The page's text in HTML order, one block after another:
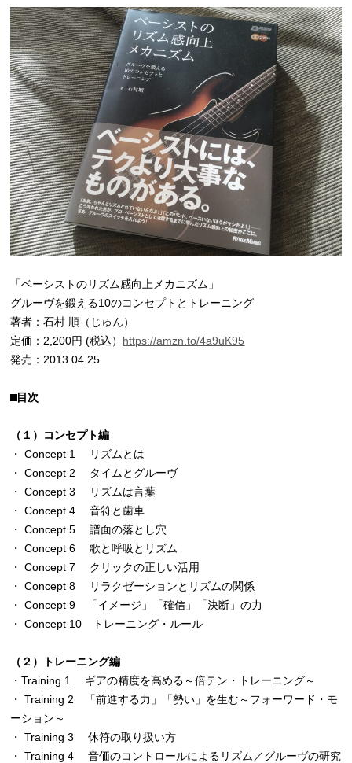
「ベーシストのリズム感向上メカニズム」
グルーヴを鍛える10のコンセプトとトレーニング
著者：石村 順（じゅん）
定価：2,200円 (税込） https://amzn.to/4a9uK95
発売：2013.04.25
⬛︎目次
（１）コンセプト編
・ Concept 1 リズムとは
・ Concept 2 タイムとグルーヴ
・ Concept 3 リズムは言葉
・ Concept 4 音符と歯車
・ Concept 5 譜面の落とし穴
・ Concept 6 歌と呼吸とリズム
・ Concept 7 クリックの正しい活用
・ Concept 8 リラクゼーションとリズムの関係
・ Concept 9 「イメージ」「確信」「決断」の力
・ Concept 10 トレーニング・ルール
（２）トレーニング編
・Training 1 ギアの精度を高める～倍テン・トレーニング～
・ Training 2 「前進する力」「勢い」を生む～フォーワード・モ
ーション～
・ Training 3 休符の取り扱い方
・ Training 4 音価のコントロールによるリズム／グルーヴの研究